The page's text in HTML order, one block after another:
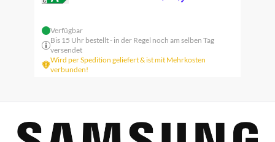
Verfügbar
Bis 15 Uhr bestellt - in der Regel noch am selben Tag
versendet
Wird per Spedition geliefert & ist mit Mehrkosten
verbunden!